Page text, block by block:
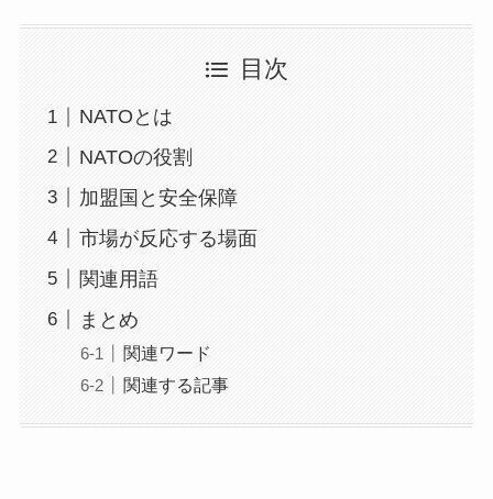
目次
NATOとは
NATOの役割
加盟国と安全保障
市場が反応する場面
関連用語
まとめ
関連ワード
関連する記事